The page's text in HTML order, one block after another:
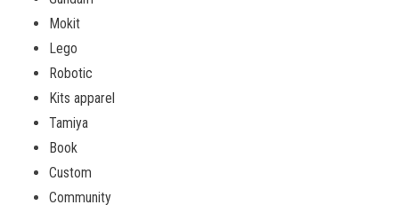
Mokit
Lego
Robotic
Kits apparel
Tamiya
Book
Custom
Community